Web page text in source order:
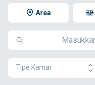
Area
Tipe Kamar